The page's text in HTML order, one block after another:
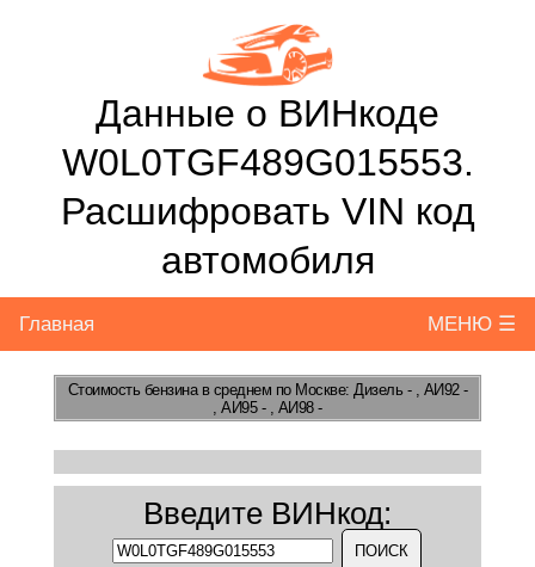
Данные о ВИНкоде
W0L0TGF489G015553.
Расшифровать VIN код
автомобиля
Главная МЕНЮ ☰
Стоимость бензинав среднем по Москве: Дизель - , АИ92 -
, АИ95 - , АИ98 -
Введите ВИНкод: